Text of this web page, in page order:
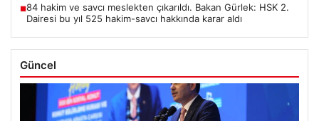
■84 hakim ve savcı meslekten çıkarıldı. Bakan Gürlek: HSK 2.
Dairesi bu yıl 525 hakim-savcı hakkında karar aldı
Güncel